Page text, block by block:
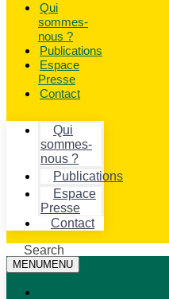
Qui
sommes-
nous ?
Publications
Espace
Presse
Contact
Qui
sommes-
nous ?
Publications
Espace
Presse
Contact
Search
MENUMENU